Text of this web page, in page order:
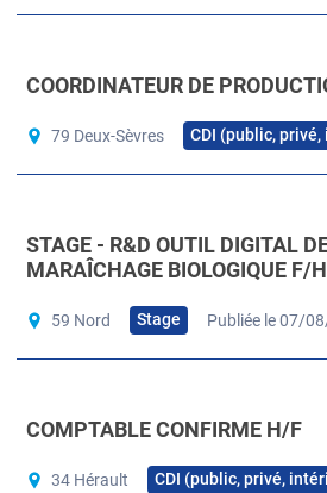
COORDINATEUR DE
79 Deux-Sèvres CDI (public, privé,
STAGE - R&D OUTIL DIGITAL
MARAÎCHAGE BIOLOGIQUE F/H
59 Nord Stage Publiée le 07/
COMPTABLE CONFIRME H/F
34 Hérault CDI (public, privé,